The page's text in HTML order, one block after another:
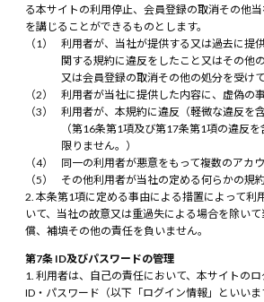
る本サイトの利用停止、会員登録の取消その他
を講じることができるものとします。
利用者が、当社が提供する又は過去に提
関する規約に違反をしたこと又はその他
又は会員登録の取消その他の処分を受け
利用者が当社に提供した内容に、虚偽の
利用者が、本規約に違反（軽微な違反を
（第16条第1項及び第17条第1項の違反
限りません。）
同一の利用者が悪意をもって複数のアカ
その他利用者が当社の定める何らかの規
本条第1項に定める事由による措置によって利
いて、当社の故意又は重過失による場合を除い
償、補填その他の責任を負いません。
第7条 ID及びパスワードの管理
利用者は、自己の責任において、本サイトの
ID・パスワード（以下「ログイン情報」といい